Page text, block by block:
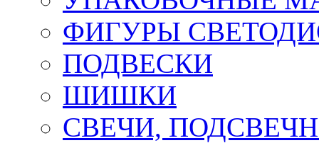
ФИГУРЫ
ПОДВЕСКИ
ШИШКИ
СВЕЧИ,